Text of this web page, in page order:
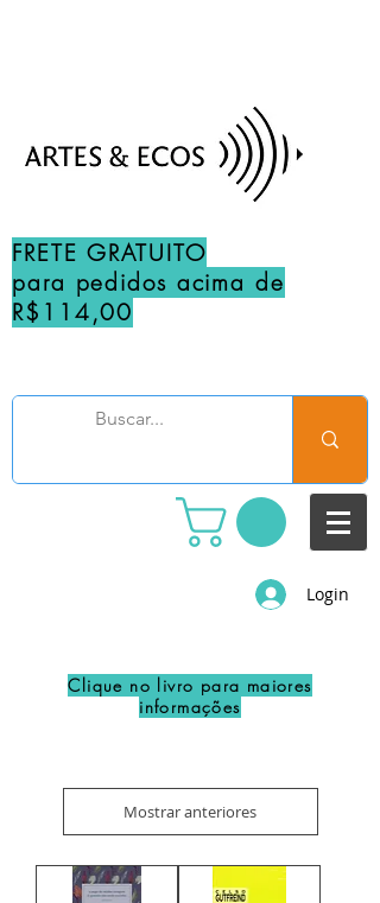
FRETE GRATUITO
para pedidos acima de
R$114,00
Login
Clique no livro para maiores
informações
Mostrar anteriores